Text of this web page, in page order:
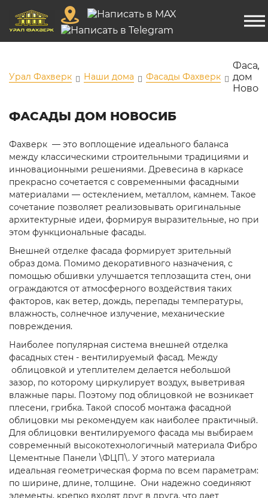
Урал Фахверк Наши дома Фасады Фахверк
дом
ФАСАДЫ ДОМ НОВОСИБ
Фахверк — это воплощение идеального баланса
между классическими строительными традициями и
инновационными решениями. Древесина в каркасе
прекрасно сочетается с современными фасадными
материалами — остеклением, металлом, камнем. Такое
сочетание позволяет реализовывать оригинальные
архитектурные идеи, формируя выразительные, но при
этом функциональные фасады.
Внешней отделке фасада формирует зрительный
образ дома. Помимо декоративного назначения, с
помощью обшивки улучшается теплозащита стен, они
ограждаются от атмосферного воздействия таких
факторов, как ветер, дождь, перепады температуры,
влажность, солнечное излучение, механические
повреждения.
Наиболее популярная система внешней отделка
фасадных стен - вентилируемый фасад. Между
облицовкой и утеплителем делается небольшой
зазор, по которому циркулирует воздух, выветривая
влажные пары. Поэтому под облицовкой не возникает
плесени, грибка. Такой способ монтажа фасадной
облицовки мы рекомендуем как наиболее практичный.
Для облицовки вентилируемого фасада мы выбираем
современный высокотехнологичный материала Фибро
Цементные Панели \ФЦП\. У этого материала
идеальная геометрическая форма по всем параметрам:
по ширине, длине, толщине. Они надежно соединяют
элементы, крепко входят друг в друга, что дает